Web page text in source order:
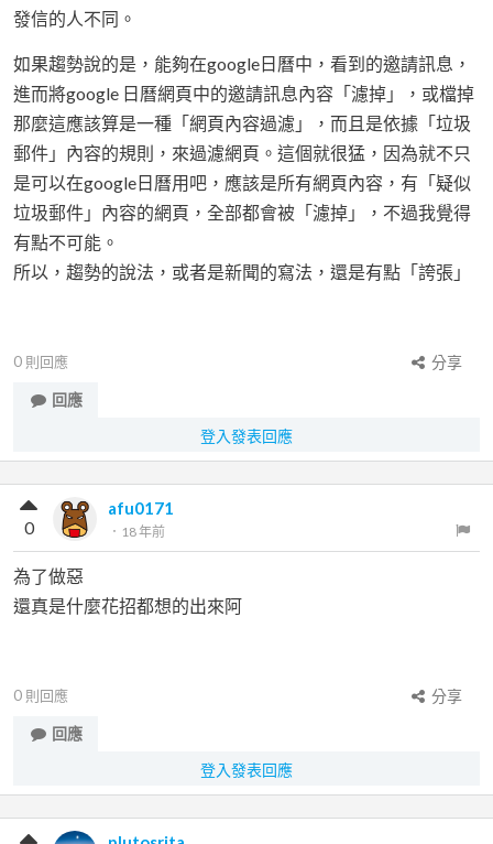
發信的人不同。
如果趨勢說的是，能夠在google日曆中，看到的邀請訊息，
進而將google 日曆網頁中的邀請訊息內容「濾掉」，或檔掉
那麼這應該算是一種「網頁內容過濾」，而且是依據「垃圾
郵件」內容的規則，來過濾網頁。這個就很猛，因為就不只
是可以在google日曆用吧，應該是所有網頁內容，有「疑似
垃圾郵件」內容的網頁，全部都會被「濾掉」，不過我覺得
有點不可能。
所以，趨勢的說法，或者是新聞的寫法，還是有點「誇張」
0 則回應
分享
回應
登入發表回應
afu0171
． 18 年前
0
為了做惡
還真是什麼花招都想的出來阿
0 則回應
分享
回應
登入發表回應